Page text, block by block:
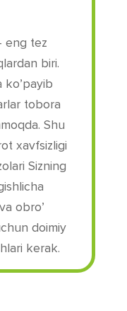
eng tez
biri.
tobora
Shu
xavfsizligi
Sizning
obro’
doimiy
kerak.